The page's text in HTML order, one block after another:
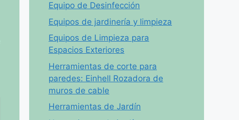
Equipo de Desinfección
Equipos de jardinería y limpieza
Equipos de Limpieza para
Espacios Exteriores
Herramientas de corte para
paredes: Einhell Rozadora de
muros de cable
Herramientas de Jardín